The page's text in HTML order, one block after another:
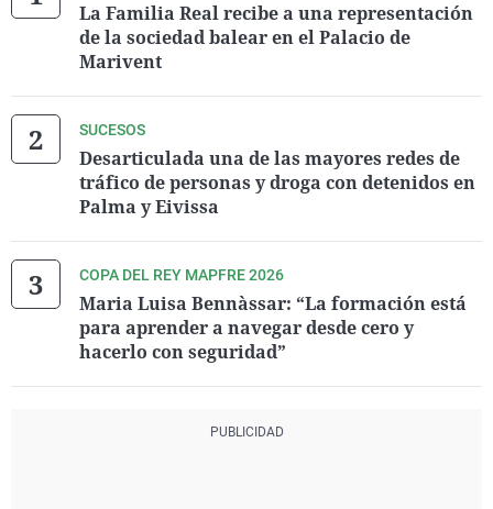
La Familia Real recibe a una representación
de la sociedad balear en el Palacio de
Marivent
SUCESOS
Desarticulada una de las mayores redes de
tráfico de personas y droga con detenidos en
Palma y Eivissa
COPA DEL REY MAPFRE 2026
Maria Luisa Bennàssar: “La formación está
para aprender a navegar desde cero y
hacerlo con seguridad”